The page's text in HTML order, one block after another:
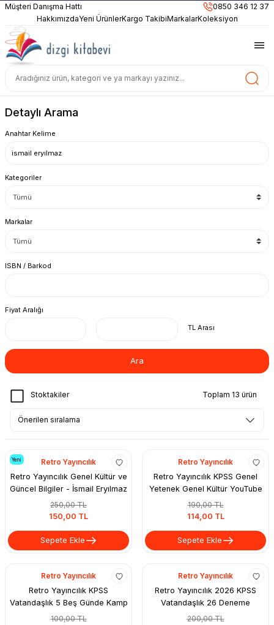
899TLve Üzeri Alışverişlerinizde
KARGO BEDAVA
Güncel ve Sınav Odaklı Kaynaklar
HakkımızdaYeni ÜrünlerKargo TakibiMarkalarKoleksiyon
Müşteri Danışma Hattı 0850 346 12 37
Detaylı Arama
Anahtar Kelime
Kategoriler
Markalar
ISBN / Barkod
Fiyat Aralığı
TL Arası
Ara
Stoktakiler Toplam 13 ürün
Retro Yayıncılık
Retro Yayıncılık Genel Kültür ve
Güncel Bilgiler - İsmail Eryılmaz
150,00 TL
250,00 TL
Sepete Ekle
Retro Yayıncılık
Retro Yayıncılık KPSS Genel
Yetenek Genel Kültür YouTube
Soru Dergisi Çözümlü Aker
Kartal, İlker Karabulut, M.Celal
Eryılmaz
114,00 TL
190,00 TL
Sepete Ekle
Retro Yayıncılık
Retro Yayıncılık KPSS
Vatandaşlık 5 Beş Günde Kamp
Kitabı - İsmail Eryılmaz
100,00 TL
Retro Yayıncılık
Retro Yayıncılık 2026 KPSS
Vatandaşlık 26 Deneme
Çözümlü - İsmail Eryılmaz
200,00 TL